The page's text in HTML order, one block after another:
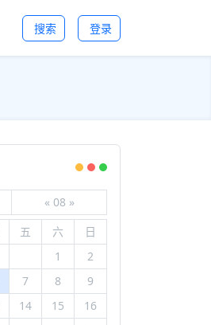
搜索 登录
« 08 »
五 六
日
1
2
7 8
9
14 15
16